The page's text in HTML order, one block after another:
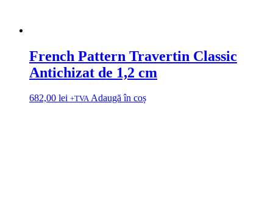
French Pattern Travertin Classic
Antichizat de 1,2 cm
682,00 lei +TVA Adaugă în coș